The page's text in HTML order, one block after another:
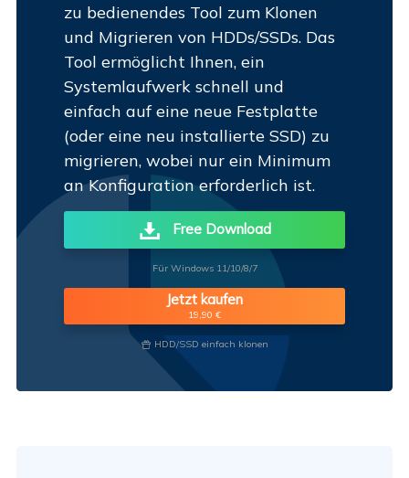
zu bedienendes Tool zum Klonen
und Migrieren von HDDs/SSDs. Das
Tool ermöglicht Ihnen, ein
Systemlaufwerk schnell und
einfach auf eine neue Festplatte
(oder eine neu installierte SSD) zu
migrieren, wobei nur ein Minimum
an Konfiguration erforderlich ist.
Free Download
Für Windows 11/10/8/7
Jetzt kaufen
19,90 €
 HDD/SSD einfach klonen